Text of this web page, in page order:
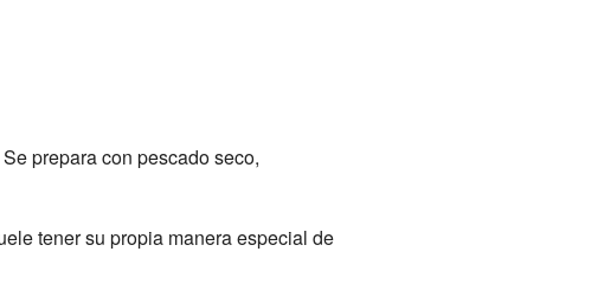
prepara con pescado seco,
tener su propia manera especial de